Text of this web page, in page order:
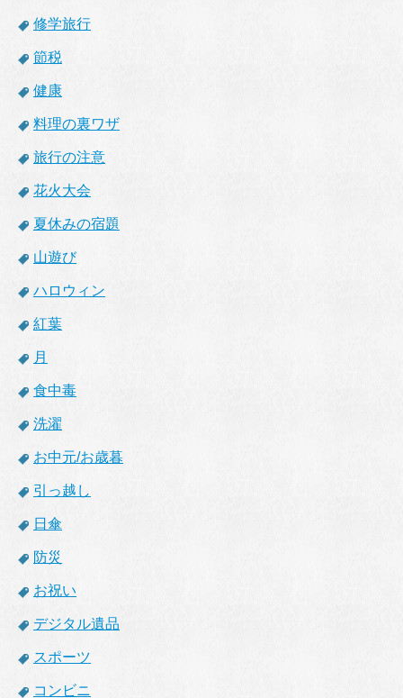
修学旅行
節税
健康
料理の裏ワザ
旅行の注意
花火大会
夏休みの宿題
山遊び
ハロウィン
紅葉
月
食中毒
洗濯
お中元/お歳暮
引っ越し
日傘
防災
お祝い
デジタル遺品
スポーツ
コンビニ